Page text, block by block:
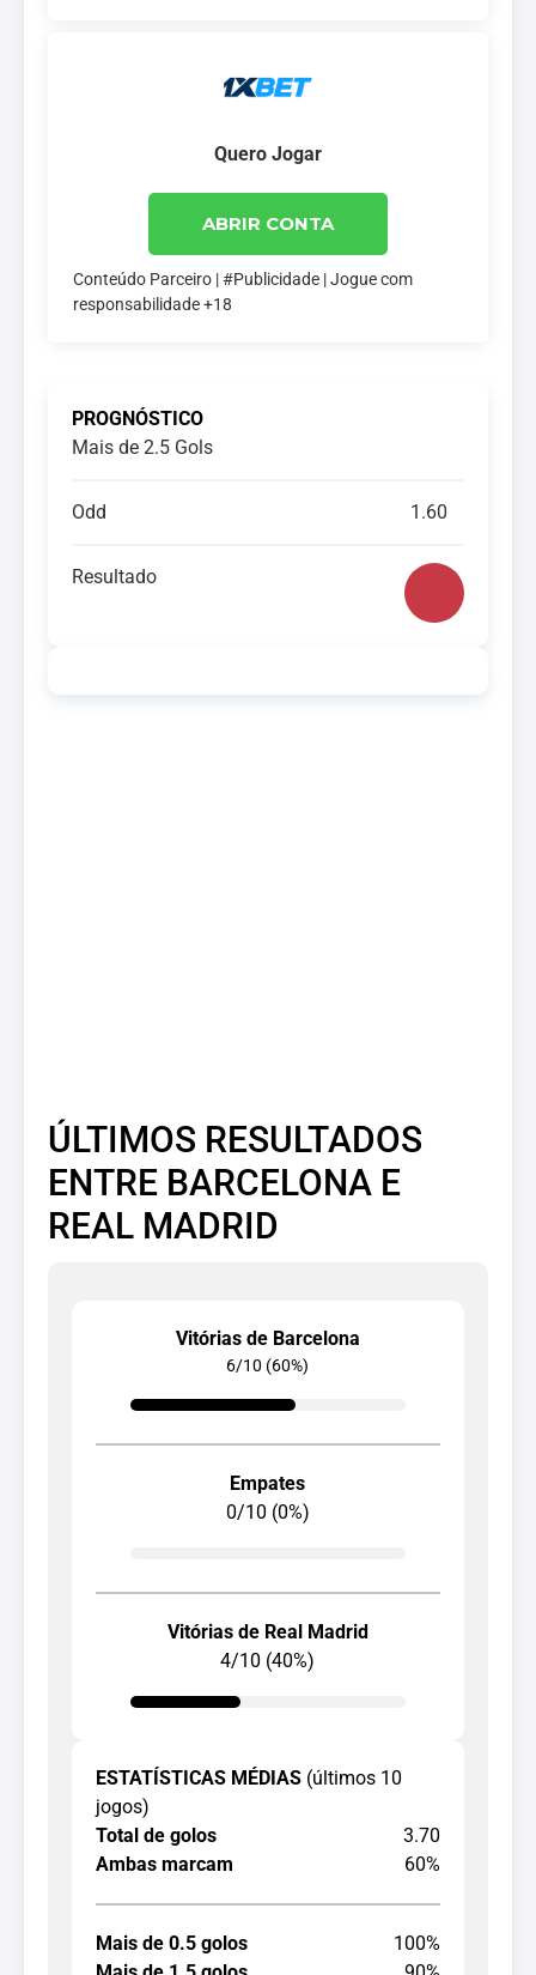
Quero Jogar
ABRIR CONTA
Conteúdo Parceiro | #Publicidade | Jogue com
responsabilidade +18
PROGNÓSTICO
Mais de 2.5 Gols
Odd 1.60
Resultado
ÚLTIMOS RESULTADOS
ENTRE BARCELONA E
REAL MADRID
Vitórias de Barcelona
6/10 (60%)
Empates
0/10 (0%)
Vitórias de Real Madrid
4/10 (40%)
ESTATÍSTICAS MÉDIAS (últimos 10
jogos)
Total de golos
3.70
Ambas marcam
60%
Mais de 0.5 golos
100%